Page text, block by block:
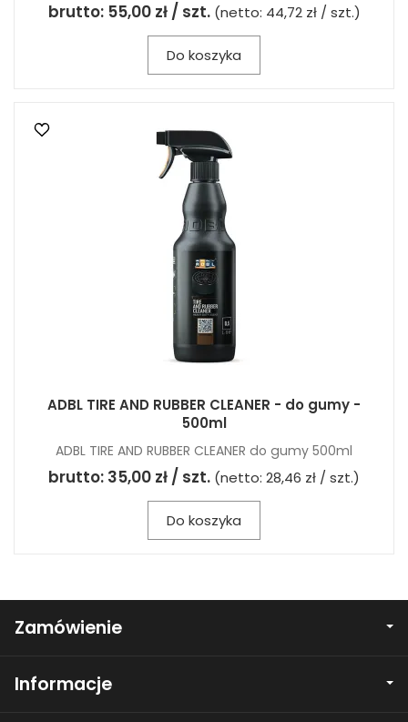
brutto: 55,00 zł / szt. (netto: 44,72 zł / szt.)
Do koszyka
ADBL TIRE AND RUBBER CLEANER - do gumy -
500ml
ADBL TIRE AND RUBBER CLEANER do gumy 500ml
brutto: 35,00 zł / szt. (netto: 28,46 zł / szt.)
Do koszyka
Zamówienie
Informacje